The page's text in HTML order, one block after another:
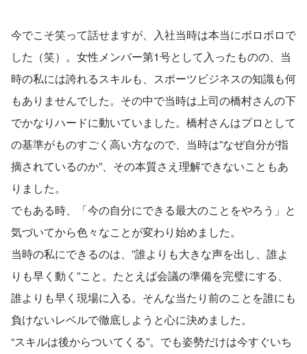
今でこそ笑って話せますが、入社当時は本当にボロボロで
した（笑）。女性メンバー第1号として入ったものの、当
時の私には誇れるスキルも、スポーツビジネスの知識も何
もありませんでした。その中で当時は上司の橋村さんの下
でかなりハードに動いていました。橋村さんはプロとして
の基準がものすごく高い方なので、当時は”なぜ自分が指
摘されているのか”、その本質さえ理解できないこともあ
りました。
でもある時、「今の自分にできる最大のことをやろう」と
気づいてから色々なことが変わり始めました。
当時の私にできるのは、”誰よりも大きな声を出し、誰よ
りも早く動く”こと。たとえば会議の準備を完璧にする、
誰よりも早く現場に入る。そんな当たり前のことを誰にも
負けないレベルで徹底しようと心に決めました。
“スキルは後からついてくる”。でも姿勢だけは今すぐいち